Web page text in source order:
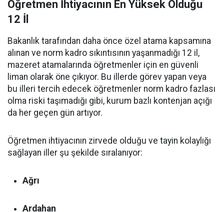
Öğretmen İhtiyacının En Yüksek Olduğu
12 İl
Bakanlık tarafından daha önce özel atama kapsamına
alınan ve norm kadro sıkıntısının yaşanmadığı 12 il,
mazeret atamalarında öğretmenler için en güvenli
liman olarak öne çıkıyor. Bu illerde görev yapan veya
bu illeri tercih edecek öğretmenler norm kadro fazlası
olma riski taşımadığı gibi, kurum bazlı kontenjan açığı
da her geçen gün artıyor.
Öğretmen ihtiyacının zirvede olduğu ve tayin kolaylığı
sağlayan iller şu şekilde sıralanıyor:
Ağrı
Ardahan